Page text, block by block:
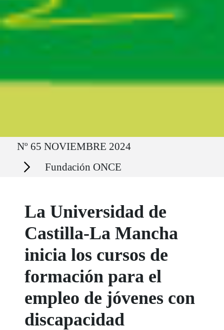
Ruta del sitio
Nº 65 NOVIEMBRE 2024
Secciones Fundación ONCE
La Universidad de
Castilla-La Mancha
inicia los cursos de
formación para el
empleo de jóvenes con
discapacidad